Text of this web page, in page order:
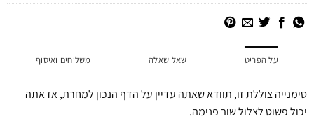
על הפריט שאל שאלה משלוחים ואיסוף
סימנייה צוללת זו, תוודא שאתה עדיין על הדף הנכון למחרת, אז אתה
יכול פשוט לצלול שוב פנימה.